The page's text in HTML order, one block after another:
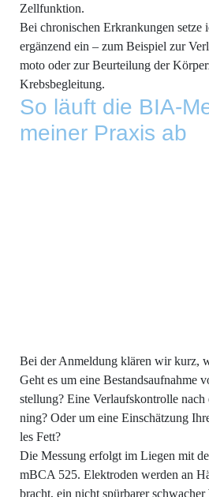
Zellfunktion.
Bei chro­ni­schen Erkran­kun­gen
ergän­zend ein – zum Bei­spiel zur
mo­to oder zur Beur­tei­lung der
Krebsbegleitung.
So läuft die BIA-
mei­ner Pra­xis ab
Bei der Anmel­dung klä­ren wir kurz,
Geht es um eine Bestands­auf­nah­me
stel­lung? Eine Ver­laufs­kon­trol­le
ning? Oder um eine Ein­schät­zung
les Fett?
Die Mes­sung erfolgt im Lie­gen mit
mBCA 525. Elek­tro­den wer­den an
bracht, ein nicht spür­ba­rer